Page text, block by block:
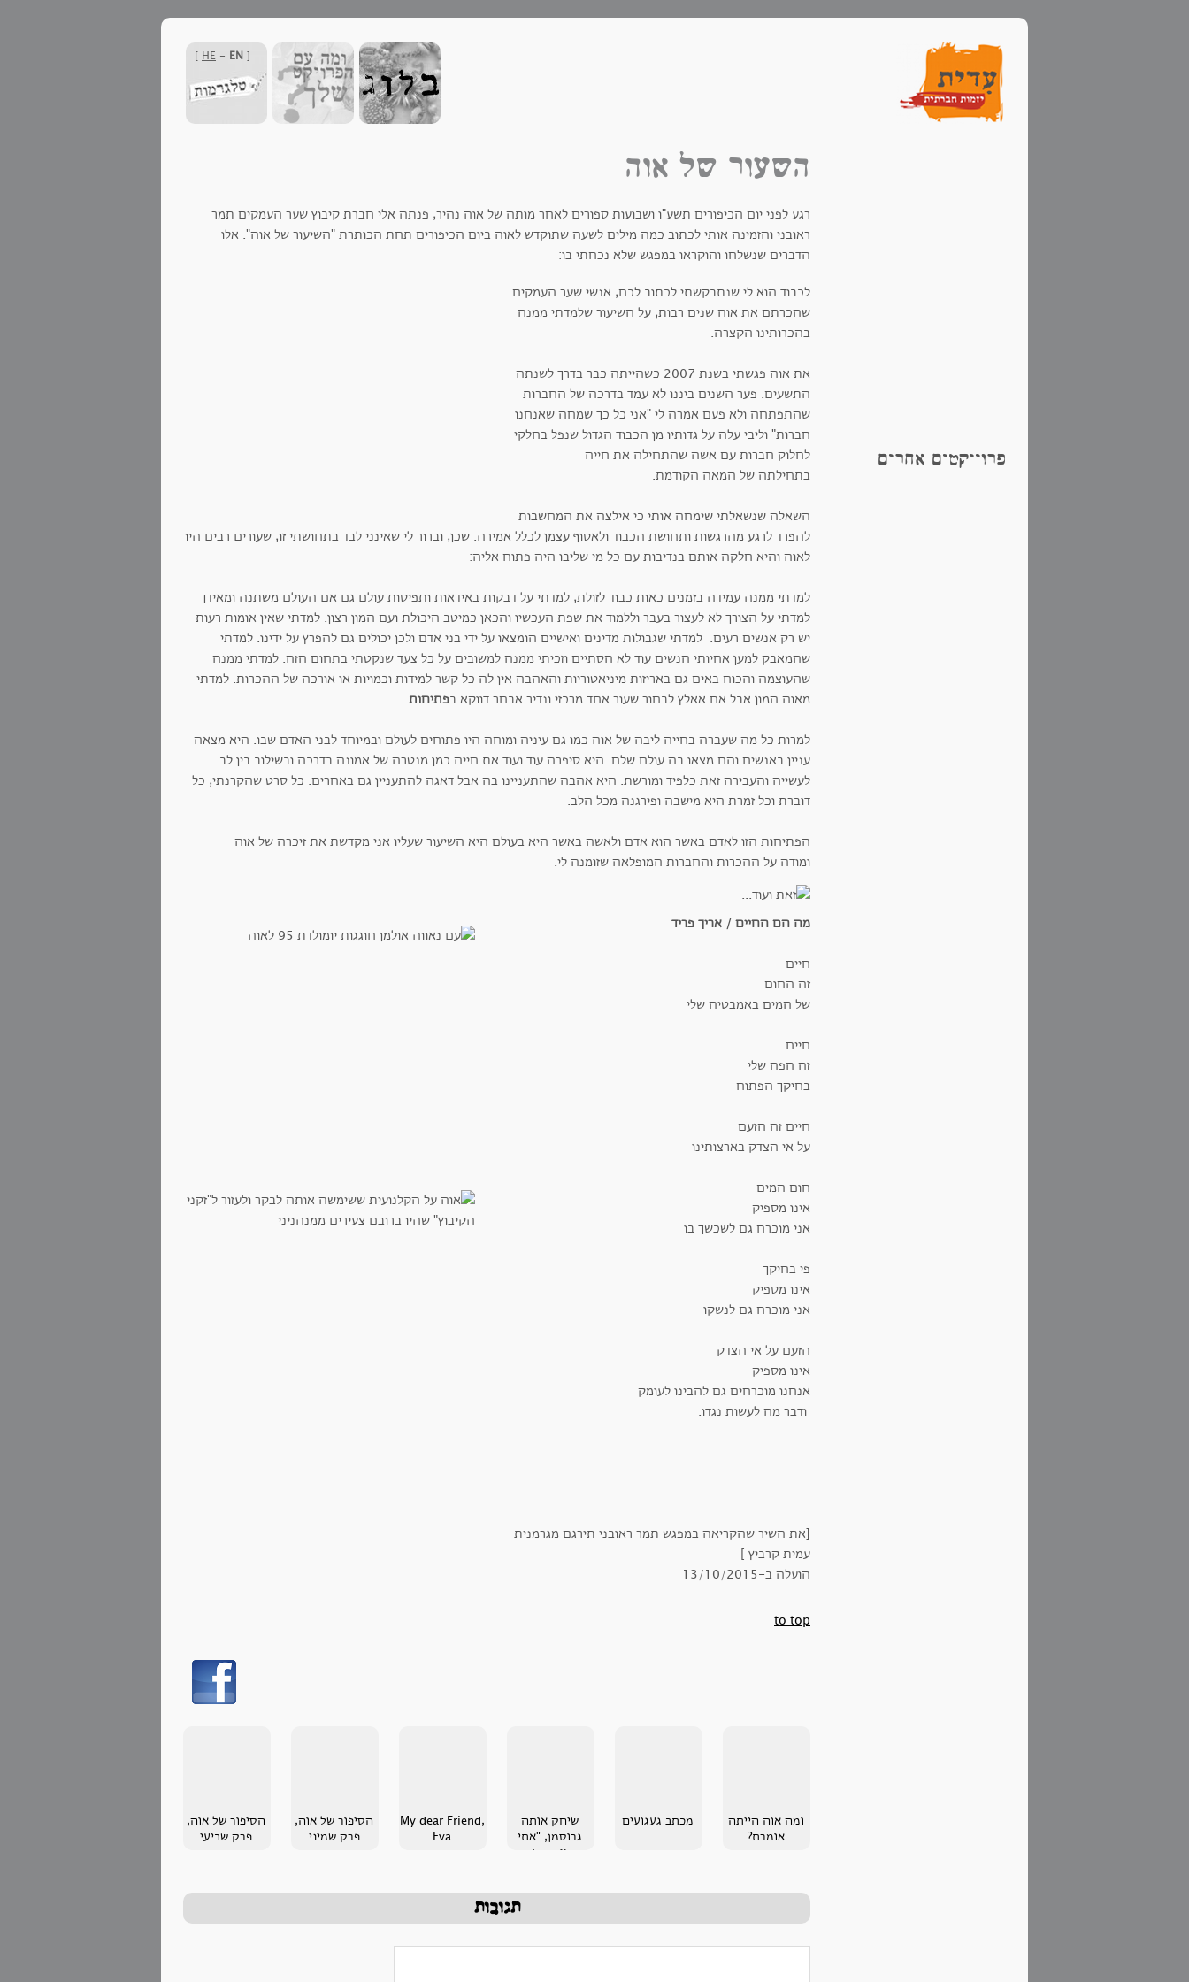
[
HE - EN
]
פרוייקטים אחרים
השעור של אוה
רגע לפני יום הכיפורים תשע"ו ושבועות ספורים לאחר מותה של אוה נהיר, פנתה אלי חברת קיבוץ שער העמקים תמר
ראובני והזמינה אותי לכתוב כמה מילים לשעה שתוקדש לאוה ביום הכיפורים תחת הכותרת "השיעור של אוה". אלו
הדברים שנשלחו והוקראו במפגש שלא נכחתי בו:
לכבוד הוא לי שנתבקשתי לכתוב לכם, אנשי שער העמקים
שהכרתם את אוה שנים רבות, על השיעור שלמדתי ממנה
בהכרותינו הקצרה.
את אוה פגשתי בשנת 2007 כשהייתה כבר בדרך לשנתה
התשעים. פער השנים ביננו לא עמד בדרכה של החברות
שהתפתחה ולא פעם אמרה לי "אני כל כך שמחה שאנחנו
חברות" וליבי עלה על גדותיו מן הכבוד הגדול שנפל בחלקי
לחלוק חברות עם אשה שהתחילה את חייה
בתחילתה של המאה הקודמת.
השאלה שנשאלתי שימחה אותי כי אילצה את המחשבות
להפרד לרגע מהרגשות ותחושת הכבוד ולאסוף עצמן לכלל אמירה. שכן, וברור לי שאינני לבד בתחושתי זו, שעורים רבים היו
לאוה והיא חלקה אותם בנדיבות עם כל מי שליבו היה פתוח אליה:
למדתי ממנה עמידה בזמנים כאות כבוד לזולת, למדתי על דבקות באידאות ותפיסות עולם גם אם העולם משתנה ומאידך
למדתי על הצורך לא לעצור בעבר וללמוד את שפת העכשיו והכאן כמיטב היכולת ועם המון רצון. למדתי שאין אומות רעות
יש רק אנשים רעים. למדתי שגבולות מדינים ואישיים הומצאו על ידי בני אדם ולכן יכולים גם להפרץ על ידינו. למדתי
שהמאבק למען אחיותי הנשים עוד לא הסתיים וזכיתי ממנה למשובים על כל צעד שנקטתי בתחום הזה. למדתי ממנה
שהעוצמה והכוח באים גם באריזות מיניאטוריות והאהבה אין לה כל קשר למידות וכמויות או אורכה של ההכרות. למדתי
מאוה המון אבל אם אאלץ לבחור שעור אחד מרכזי ונדיר אבחר דווקא בפתיחות.
למרות כל מה שעברה בחייה ליבה של אוה כמו גם עיניה ומוחה היו פתוחים לעולם ובמיוחד לבני האדם שבו. היא מצאה
עניין באנשים והם מצאו בה עולם שלם. היא סיפרה עוד ועוד את חייה כמן מנטרה של אמונה בדרכה ובשילוב בין לב
לעשייה והעבירה זאת כלפיד ומורשת. היא אהבה שהתעניינו בה אבל דאגה להתעניין גם באחרים. כל סרט שהקרנתי, כל
דוברת וכל זמרת היא מישבה ופירגנה מכל הלב.
הפתיחות הזו לאדם באשר הוא אדם ולאשה באשר היא בעולם היא השיעור שעליו אני מקדשת את זיכרה של אוה
ומודה על ההכרות והחברות המופלאה שזומנה לי.
מה הם החיים / אריך פריד
חיים
זה החום
של המים באמבטיה שלי
חיים
זה הפה שלי
בחיקך הפתוח
חיים זה הזעם
על אי הצדק בארצותינו
חום המים
אינו מספיק
אני מוכרח גם לשכשך בו
פי בחיקך
אינו מספיק
אני מוכרח גם לנשקו
הזעם על אי הצדק
אינו מספיק
אנחנו מוכרחים גם להבינו לעומק
ודבר מה לעשות נגדו.
[את השיר שהקריאה במפגש תמר ראובני תירגם מגרמנית
עמית קרביץ ]
הועלה ב-13/10/2015
to top
ומה אוה הייתה
אומרת?
מכתב געגועים
שיחק אותה
גרוסמן, "אתי
החיים משחק
My dear Friend,
Eva
הסיפור של אוה,
פרק שמיני
הסיפור של אוה,
פרק שביעי
תגובות